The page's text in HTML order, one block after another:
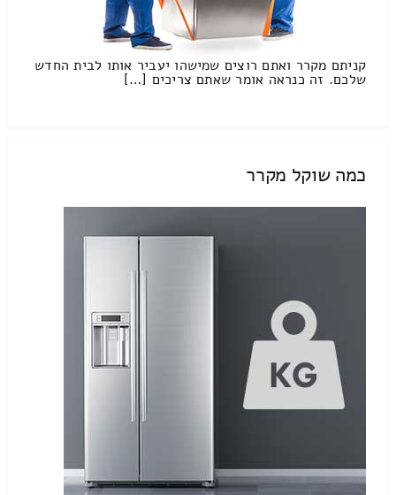
קניתם מקרר ואתם רוצים שמישהו יעביר אותו לבית החדש
שלכם. זה כנראה אומר שאתם צריכים […]
כמה שוקל מקרר